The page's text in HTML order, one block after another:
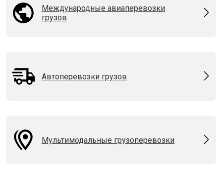
Международные авиаперевозки
грузов
Автоперевозки грузов
Мультимодальные грузоперевозки